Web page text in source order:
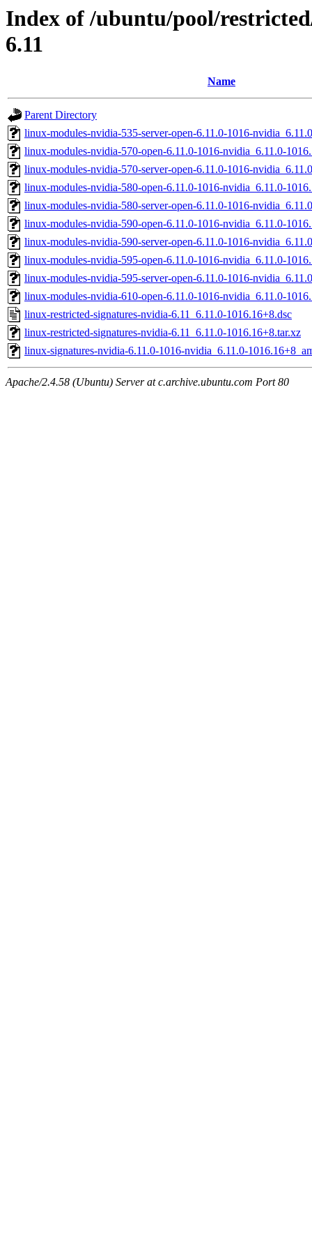
Index of /ubuntu/pool/
6.11
Name
Parent Directory
linux-modules-nvidia-535-server-open-6.11.0-1016-
linux-modules-nvidia-570-open-6.11.0-1016-nvidia_6.11.0-
linux-modules-nvidia-570-server-open-6.11.0-1016-
linux-modules-nvidia-580-open-6.11.0-1016-nvidia_6.11.0-
linux-modules-nvidia-580-server-open-6.11.0-1016-
linux-modules-nvidia-590-open-6.11.0-1016-nvidia_6.11.0-
linux-modules-nvidia-590-server-open-6.11.0-1016-
linux-modules-nvidia-595-open-6.11.0-1016-nvidia_6.11.0-
linux-modules-nvidia-595-server-open-6.11.0-1016-
linux-modules-nvidia-610-open-6.11.0-1016-nvidia_6.11.0-
linux-restricted-signatures-nvidia-6.11_6.11.0-1016.16+8.dsc
linux-restricted-signatures-nvidia-6.11_6.11.0-1016.16+8.tar.xz
linux-signatures-nvidia-6.11.0-1016-nvidia_6.11.0-
Apache/2.4.58 (Ubuntu) Server at c.archive.ubuntu.com Port 80